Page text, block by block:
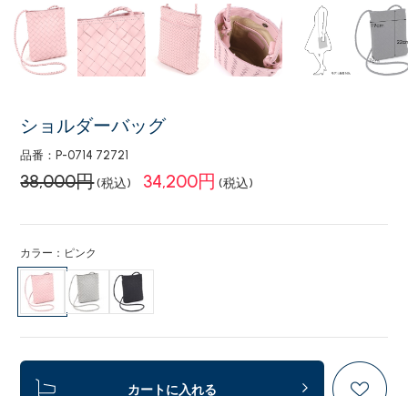
ショルダーバッグ
品番：P-0714 72721
38,000円(税込) 34,200円 (税込)
カラー：ピンク
カートに入れる